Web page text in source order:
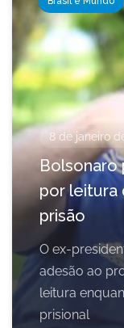
8 de janeiro
Bolsonaro
por leitura
prisão
O ex-
adesão ao
leitura
prisional